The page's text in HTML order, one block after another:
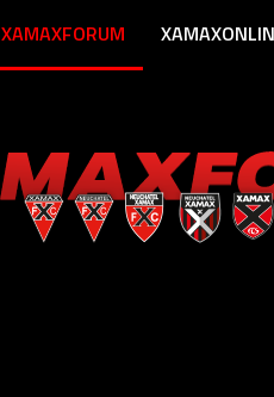
XAMAXFORUM